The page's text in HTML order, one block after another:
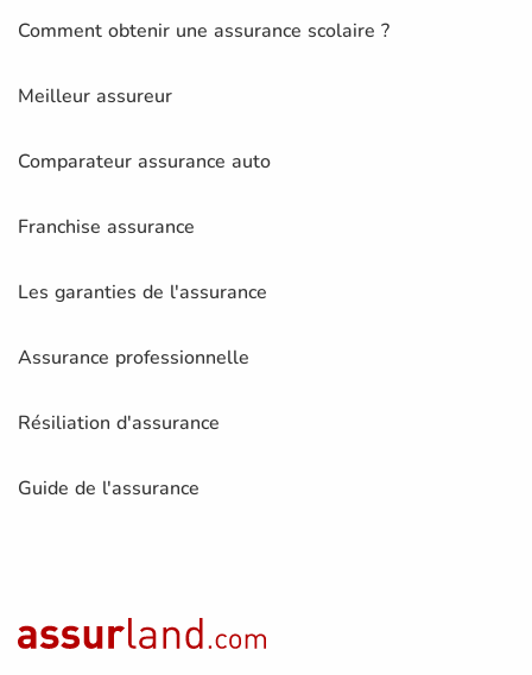
Comment obtenir une assurance scolaire ?
Meilleur assureur
Comparateur assurance auto
Franchise assurance
Les garanties de l'assurance
Assurance professionnelle
Résiliation d'assurance
Guide de l'assurance